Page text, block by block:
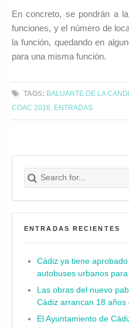
En concreto, se pondrán a
funciones, y el número de
la función, quedando en
para una misma función.
TAGS: BALUARTE DE LA
COAC 2016
ENTRADAS
Search for:
Buscar
ENTRADAS RECIENTES
Cádiz ya tiene
autobuses urbanos
Las obras del nuevo
Cádiz arrancan 18
El Ayuntamiento de